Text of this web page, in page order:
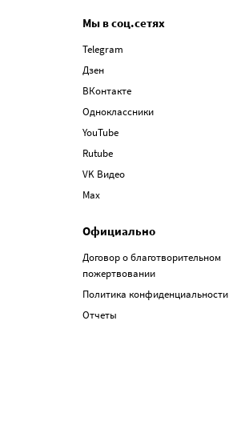
Мы в соц.сетях
Telegram
Дзен
ВКонтакте
Одноклассники
YouTube
Rutube
VK Видео
Max
Официально
Договор о благотворительном
пожертвовании
Политика конфиденциальности
Отчеты